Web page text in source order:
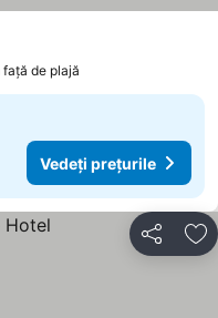
de plajă
Vedeți prețurile
Distribuiți